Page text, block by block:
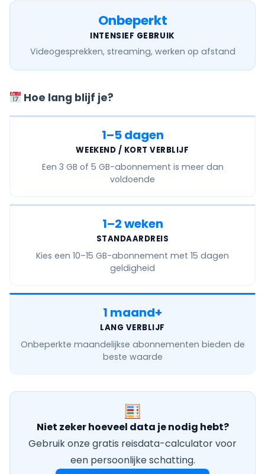
Onbeperkt
INTENSIEF GEBRUIK
Videogesprekken, streaming, werken op afstand
Hoe lang blijf je?
1–5 dagen
WEEKEND / KORT VERBLIJF
Een 3 GB of 5 GB-abonnement is meer dan
voldoende
1–2 weken
STANDAARDREIS
Kies een 10–15 GB-abonnement met 15 dagen
geldigheid
1 maand+
LANG VERBLIJF
Onbeperkte maandelijkse abonnementen bieden de
beste waarde
Niet zeker hoeveel data je nodig hebt?
Gebruik onze gratis reisdata-calculator voor
een persoonlijke schatting.